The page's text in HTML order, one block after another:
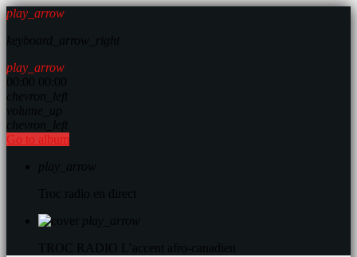
play_arrow
play_arrow
Go to album